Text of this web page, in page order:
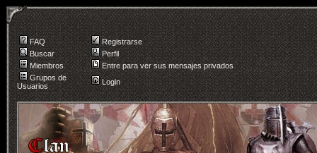
FAQ
Registrarse
Buscar
Perfil
Miembros
Entre para ver sus mensajes privados
Grupos de
Usuarios
Login